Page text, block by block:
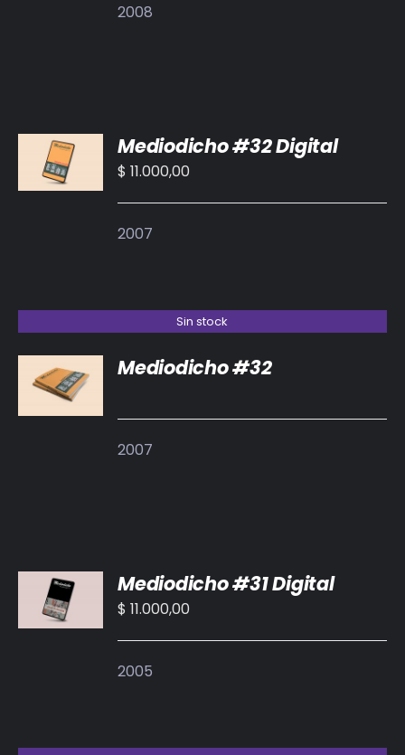
2008
AL
CARRITO
/
Mediodicho #32 Digital
$ 11.000,00
2007
Sin stock
DETALLES
Mediodicho #32
2007
AL
CARRITO
/
Mediodicho #31 Digital
$ 11.000,00
2005